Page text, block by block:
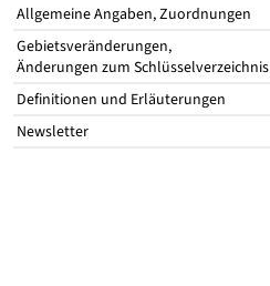
Allgemeine Angaben, Zuordnungen
Gebietsveränderungen,
Änderungen zum Schlüsselverzeichnis
Definitionen und Erläuterungen
Newsletter